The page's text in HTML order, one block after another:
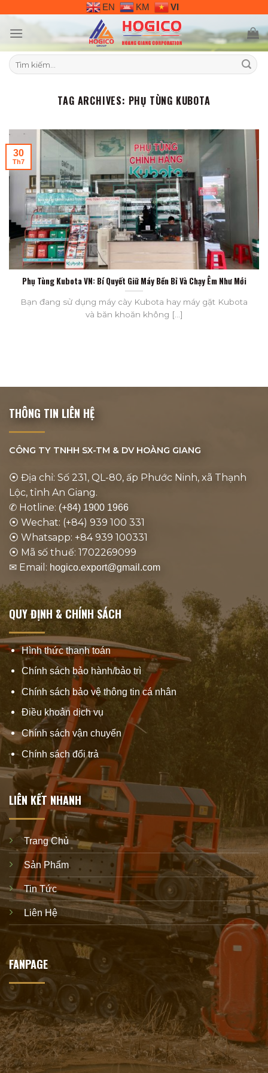
content
EN KM VI
Tìm
kiếm:
TAG ARCHIVES: PHỤ TÙNG KUBOTA
Phụ Tùng Kubota VN: Bí Quyết Giữ Máy Bền Bỉ Và Chạy Êm Như Mới
Bạn đang sử dụng máy cày Kubota hay máy gặt Kubota
và băn khoăn không [...]
30
Th7
THÔNG TIN LIÊN HỆ
CÔNG TY TNHH SX-TM & DV HOÀNG GIANG
⦿ Địa chỉ: Số 231, QL-80, ấp Phước Ninh, xã Thạnh
Lộc, tỉnh An Giang.
✆ Hotline: (+84) 1900 1966
⦿ Wechat: (+84) 939 100 331
⦿ Whatsapp: +84 939 100331
⦿ Mã số thuế: 1702269099
✉ Email: hogico.export@gmail.com
QUY ĐỊNH & CHÍNH SÁCH
Hình thức thanh toán
Chính sách bảo hành/bảo trì
Chính sách bảo vệ thông tin cá nhân
Điều khoản dịch vụ
Chính sách vận chuyển
Chính sách đổi trả
LIÊN KẾT NHANH
Trang Chủ
Sản Phẩm
Tin Tức
Liên Hệ
FANPAGE